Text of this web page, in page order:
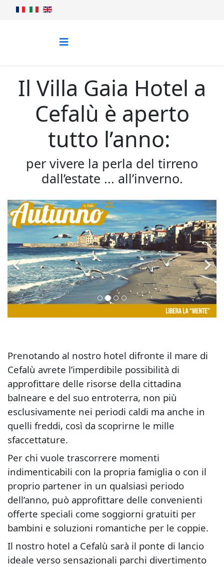
Il Villa Gaia Hotel a
Cefalù è aperto
tutto l’anno:
per vivere la perla del tirreno
dall’estate ... all’inverno.
Prenotando al nostro hotel difronte il mare di
Cefalù avrete l’imperdibile possibilità di
approfittare delle risorse della cittadina
balneare e del suo entroterra, non più
esclusivamente nei periodi caldi ma anche in
quelli freddi, così da scoprirne le mille
sfaccettature.
Per chi vuole trascorrere momenti
indimenticabili con la propria famiglia o con il
proprio partener in un qualsiasi periodo
dell’anno, può approfittare delle convenienti
offerte speciali come soggiorni gratuiti per
bambini e soluzioni romantiche per le coppie.
Il nostro hotel a Cefalù sarà il ponte di lancio
ideale verso sensazionali parchi divertimento